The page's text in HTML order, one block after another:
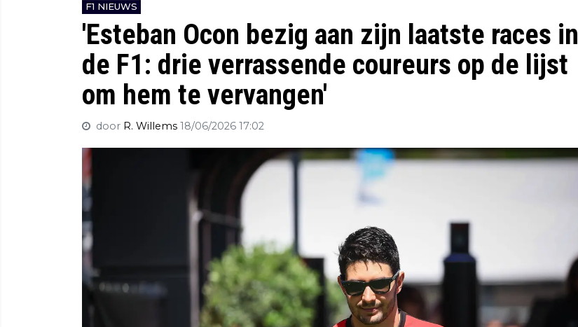
F1 NIEUWS
'Esteban Ocon bezig aan zijn laatste races in
de F1: drie verrassende coureurs op de lijst
om hem te vervangen'
door R. Willems 18/06/2026 17:02